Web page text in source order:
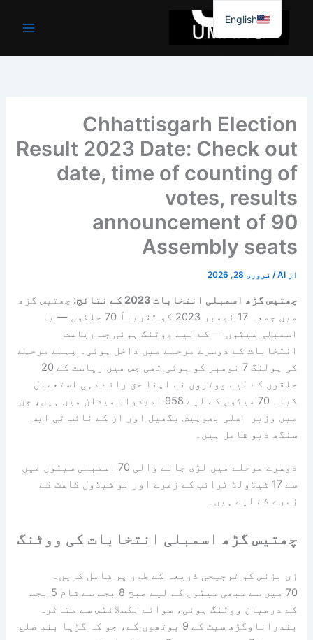
جائیں۔
Chhattisgarh Election
Result 2023 Date: Check out
date, time of counting of
votes, results
announcement of 90
Assembly seats
از AI
/ فروری 28, 2026
چھتیس گڑھ اسمبلی انتخابات 2023 کے نتائج:
چھتیس گڑھ
میں جمعہ 17 نومبر 2023 کو تقریباً 70 حلقوں — یا
اسمبلی سیٹوں — کے لیے ووٹنگ ہوئی جب ریاست
انتخابات کے دوسرے مرحلے میں داخل ہوئی۔ پہلے مرحلے
کی پولنگ 7 نومبر کو ہوئی تھی جس میں ریاست کے 20
حلقوں کے لیے ووٹروں نے اپنا حق رائے دہی استعمال
کیا۔ 70 سیٹوں کے لیے 958 امیدوار میدان میں ہیں، جن
میں وزیر اعلی بھوپیش بگھیل اور ان کے نائب ٹی ایس
سنگھ دیو شامل ہیں۔
دوسرے مرحلے میں لڑی جانے والی 70 اسمبلی سیٹوں میں
سے 17 شیڈولڈ ٹرائب کے زمرے اور نو شیڈول کاسٹ کے
زمرے کے لیے ہیں۔
چھتیس گڑھ اسمبلی انتخابات کی ووٹنگ
زی بزنس کو ترجیحی ذریعہ کے طور پر شامل کریں۔
70 میں سے سبھی سیٹوں کے لیے صبح 8 بجے سے شام 5 بجے
کے درمیان ووٹنگ ہوئی، سوائے نکسلائٹس سے متاثرہ
بندراناوگڑھ سیٹ کے 9 بوتھوں کے، جو کہ گڑیا بند ضلع
English